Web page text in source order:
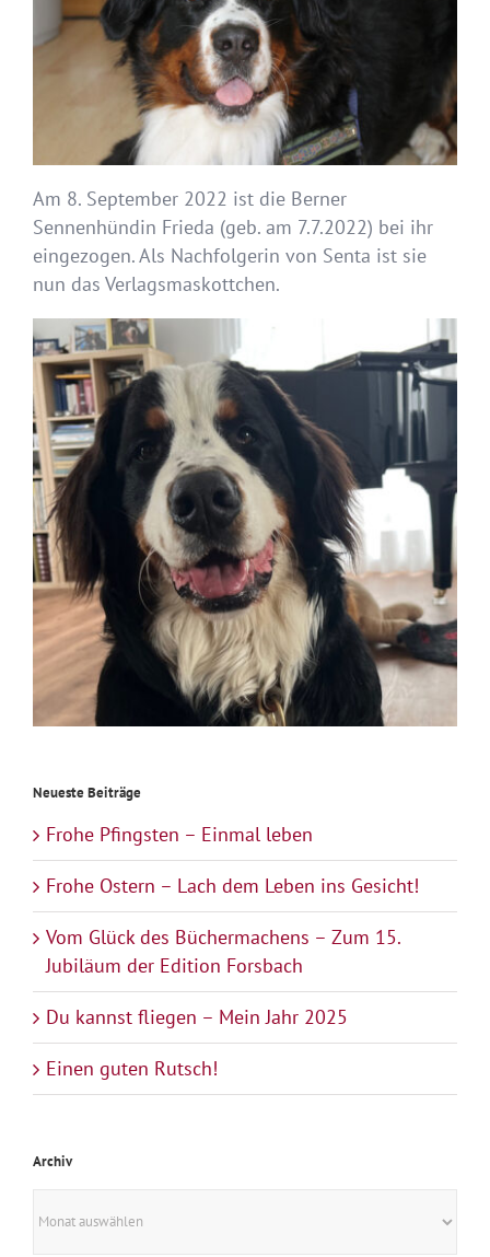
Am 8. September 2022 ist die Berner
Sennenhündin Frieda (geb. am 7.7.2022) bei ihr
eingezogen. Als Nachfolgerin von Senta ist sie
nun das Verlagsmaskottchen.
Neueste Beiträge
Frohe Pfingsten – Einmal leben
Frohe Ostern – Lach dem Leben ins Gesicht!
Vom Glück des Büchermachens – Zum 15.
Jubiläum der Edition Forsbach
Du kannst fliegen – Mein Jahr 2025
Einen guten Rutsch!
Archiv